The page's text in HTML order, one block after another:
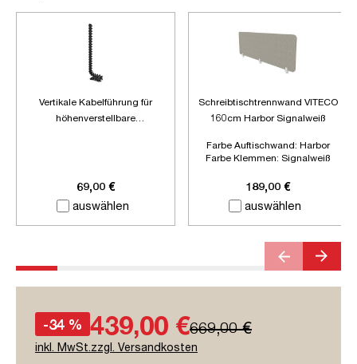
auswählen
Vertikale Kabelführung für
höhenverstellbare
69,00 €
auswählen
Schreibtischtrennwand VITECO
160cm Harbor Signalweiß
Farbe Auftischwand: Harbor
Farbe Klemmen: Signalweiß
189,00 €
-34 % 439,00 €669,00 €
inkl. MwSt.zzgl. Versandkosten